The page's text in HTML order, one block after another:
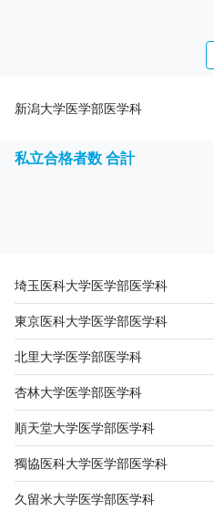
新潟大学医学部医学科
私立合格者数 合計
埼玉医科大学医学部医学科
東京医科大学医学部医学科
北里大学医学部医学科
杏林大学医学部医学科
順天堂大学医学部医学科
獨協医科大学医学部医学科
久留米大学医学部医学科